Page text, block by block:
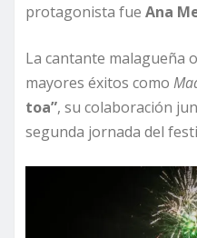
protagonista fue Ana
La cantante malagueña
mayores éxitos como
toa”, su colaboración
segunda jornada del